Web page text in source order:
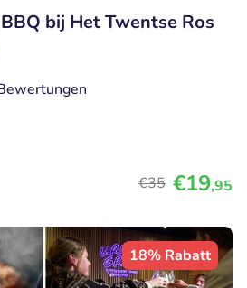
bij Het Twentse Ros
€35 €19,95
18% Rabatt